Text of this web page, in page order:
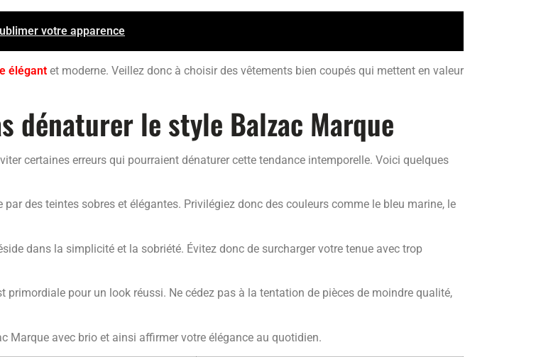
votre apparence
élégant et moderne. Veillez donc à choisir des vêtements bien coupés qui mettent en valeur
dénaturer le style Balzac Marque
certaines erreurs qui pourraient dénaturer cette tendance intemporelle. Voici quelques
par des teintes sobres et élégantes. Privilégiez donc des couleurs comme le bleu marine, le
dans la simplicité et la sobriété. Évitez donc de surcharger votre tenue avec trop
primordiale pour un look réussi. Ne cédez pas à la tentation de pièces de moindre qualité,
Marque avec brio et ainsi affirmer votre élégance au quotidien.